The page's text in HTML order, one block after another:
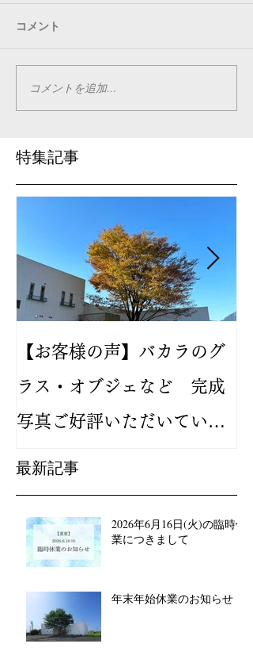
コメント
コメントを追加…
特集記事
【お客様の声】バカラのグ
ラス・オブジェなど 完成
写真ご好評いただいていま
最新記事
2026年6月16日(火)の臨時休
業につきまして
年末年始休業のお知らせ